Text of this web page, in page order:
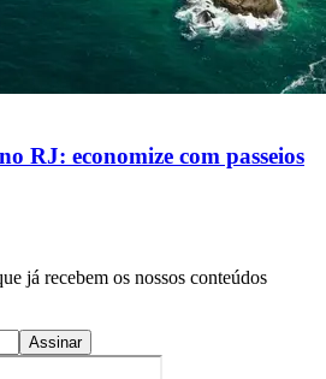
RJ: economize com passeios
já recebem os nossos conteúdos
Assinar